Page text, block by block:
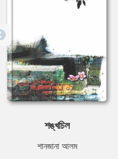
শঙ্খচিল
শানজানা আলম